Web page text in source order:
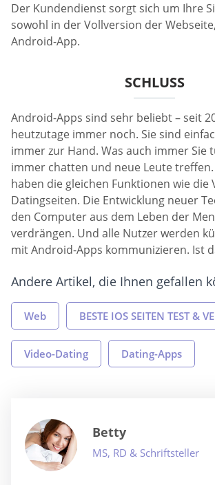
Der Kundendienst sorgt sich um Ihre
sowohl in der Vollversion der
Android-App.
SCHLUSS
Android-Apps sind sehr beliebt – seit
heutzutage immer noch. Sie sind
immer zur Hand. Was auch immer Sie
immer chatten und neue Leute
haben die gleichen Funktionen wie die
Datingseiten. Die Entwicklung neuer
den Computer aus dem Leben der
verdrängen. Und alle Nutzer werden
mit Android-Apps kommunizieren. Ist
Andere Artikel, die Ihnen gefallen
Web BESTE IOS SEITEN TEST &
Video-Dating Dating-Apps
Betty
MS, RD & Schriftsteller